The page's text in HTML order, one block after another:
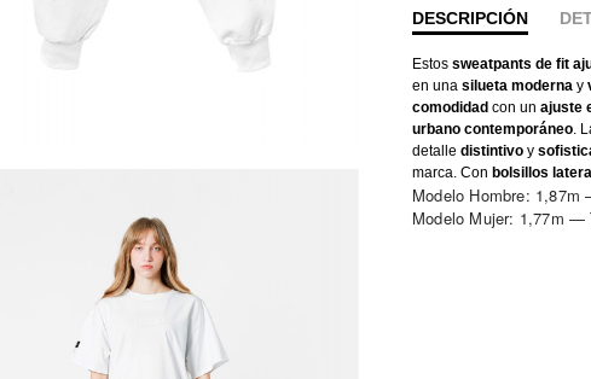
DESCRIPCIÓN
Estos sweatpants de fit
en una silueta moderna y
comodidad con un ajuste
urbano contemporáneo .
detalle distintivo y
marca. Con bolsillos
Modelo Hombre: 1,87m
Modelo Mujer: 1,77m —